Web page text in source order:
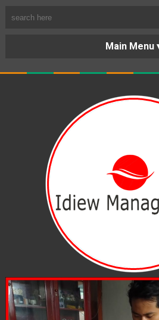
BERANDA
PORTOFOLIO
KARIR
KERJASAMA
LAYANAN